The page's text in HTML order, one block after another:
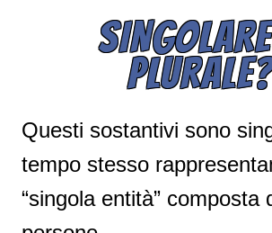
Questi sostantivi sono
tempo stesso
“singola entità” composta